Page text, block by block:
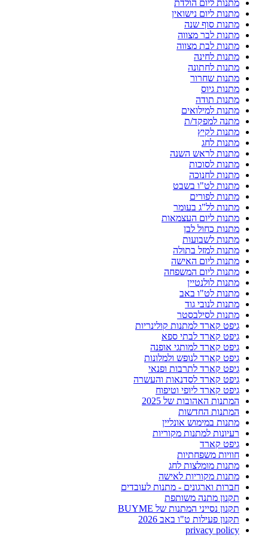
מתנות ליום הולדת
מתנות ליום נישואין
מתנות סוף שנה
מתנות לבר מצווה
מתנות לבת מצווה
מתנות לחינה
מתנות לחתונה
מתנות שחרור
מתנות גיוס
מתנות תודה
מתנות למילואים
מתנה למפקד/ת
מתנות לקיץ
מתנות לחג
מתנות לראש השנה
מתנות לסוכות
מתנות לחנוכה
מתנות לט"ו בשבט
מתנות לפורים
מתנות לל"ג בעומר
מתנות ליום העצמאות
מתנות כחול לבן
מתנות לשבועות
מתנות למזל בתולה
מתנות ליום האישה
מתנות ליום המשפחה
מתנות לולנטיין
מתנות לט"ו באב
מתנות לנובי גוד
מתנות לסילבסטר
גיפט קארד למתנות קולינריות
גיפט קארד לבתי ספא
גיפט קארד למותגי אופנה
גיפט קארד לנופש ולמלונות
גיפט קארד לתרבות ופנאי
גיפט קארד לסדנאות והעשרה
גיפט קארד ליופי וטיפוח
המתנות האהובות של 2025
המתנות החדשות
מתנות במימוש אונליין
רעיונות למתנות מקוריות
גיפט קארד
חוויות משפחתיות
מתנות מומלצות לחג
מתנות מקוריות לאישה
חברות וארגונים - מתנות לעובדים
תקנון מתנה משותפת
תקנון נסייני המתנות של BUYME
תקנון פעילות ט"ו באב 2026
privacy policy